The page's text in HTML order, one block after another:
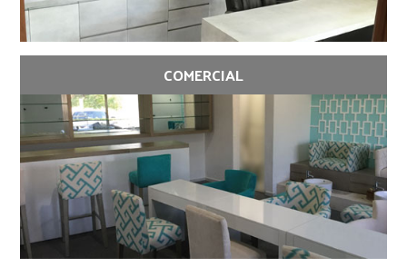
COMERCIAL